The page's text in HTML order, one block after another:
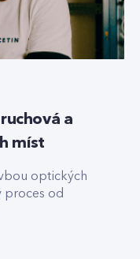
a
míst
optických
proces od